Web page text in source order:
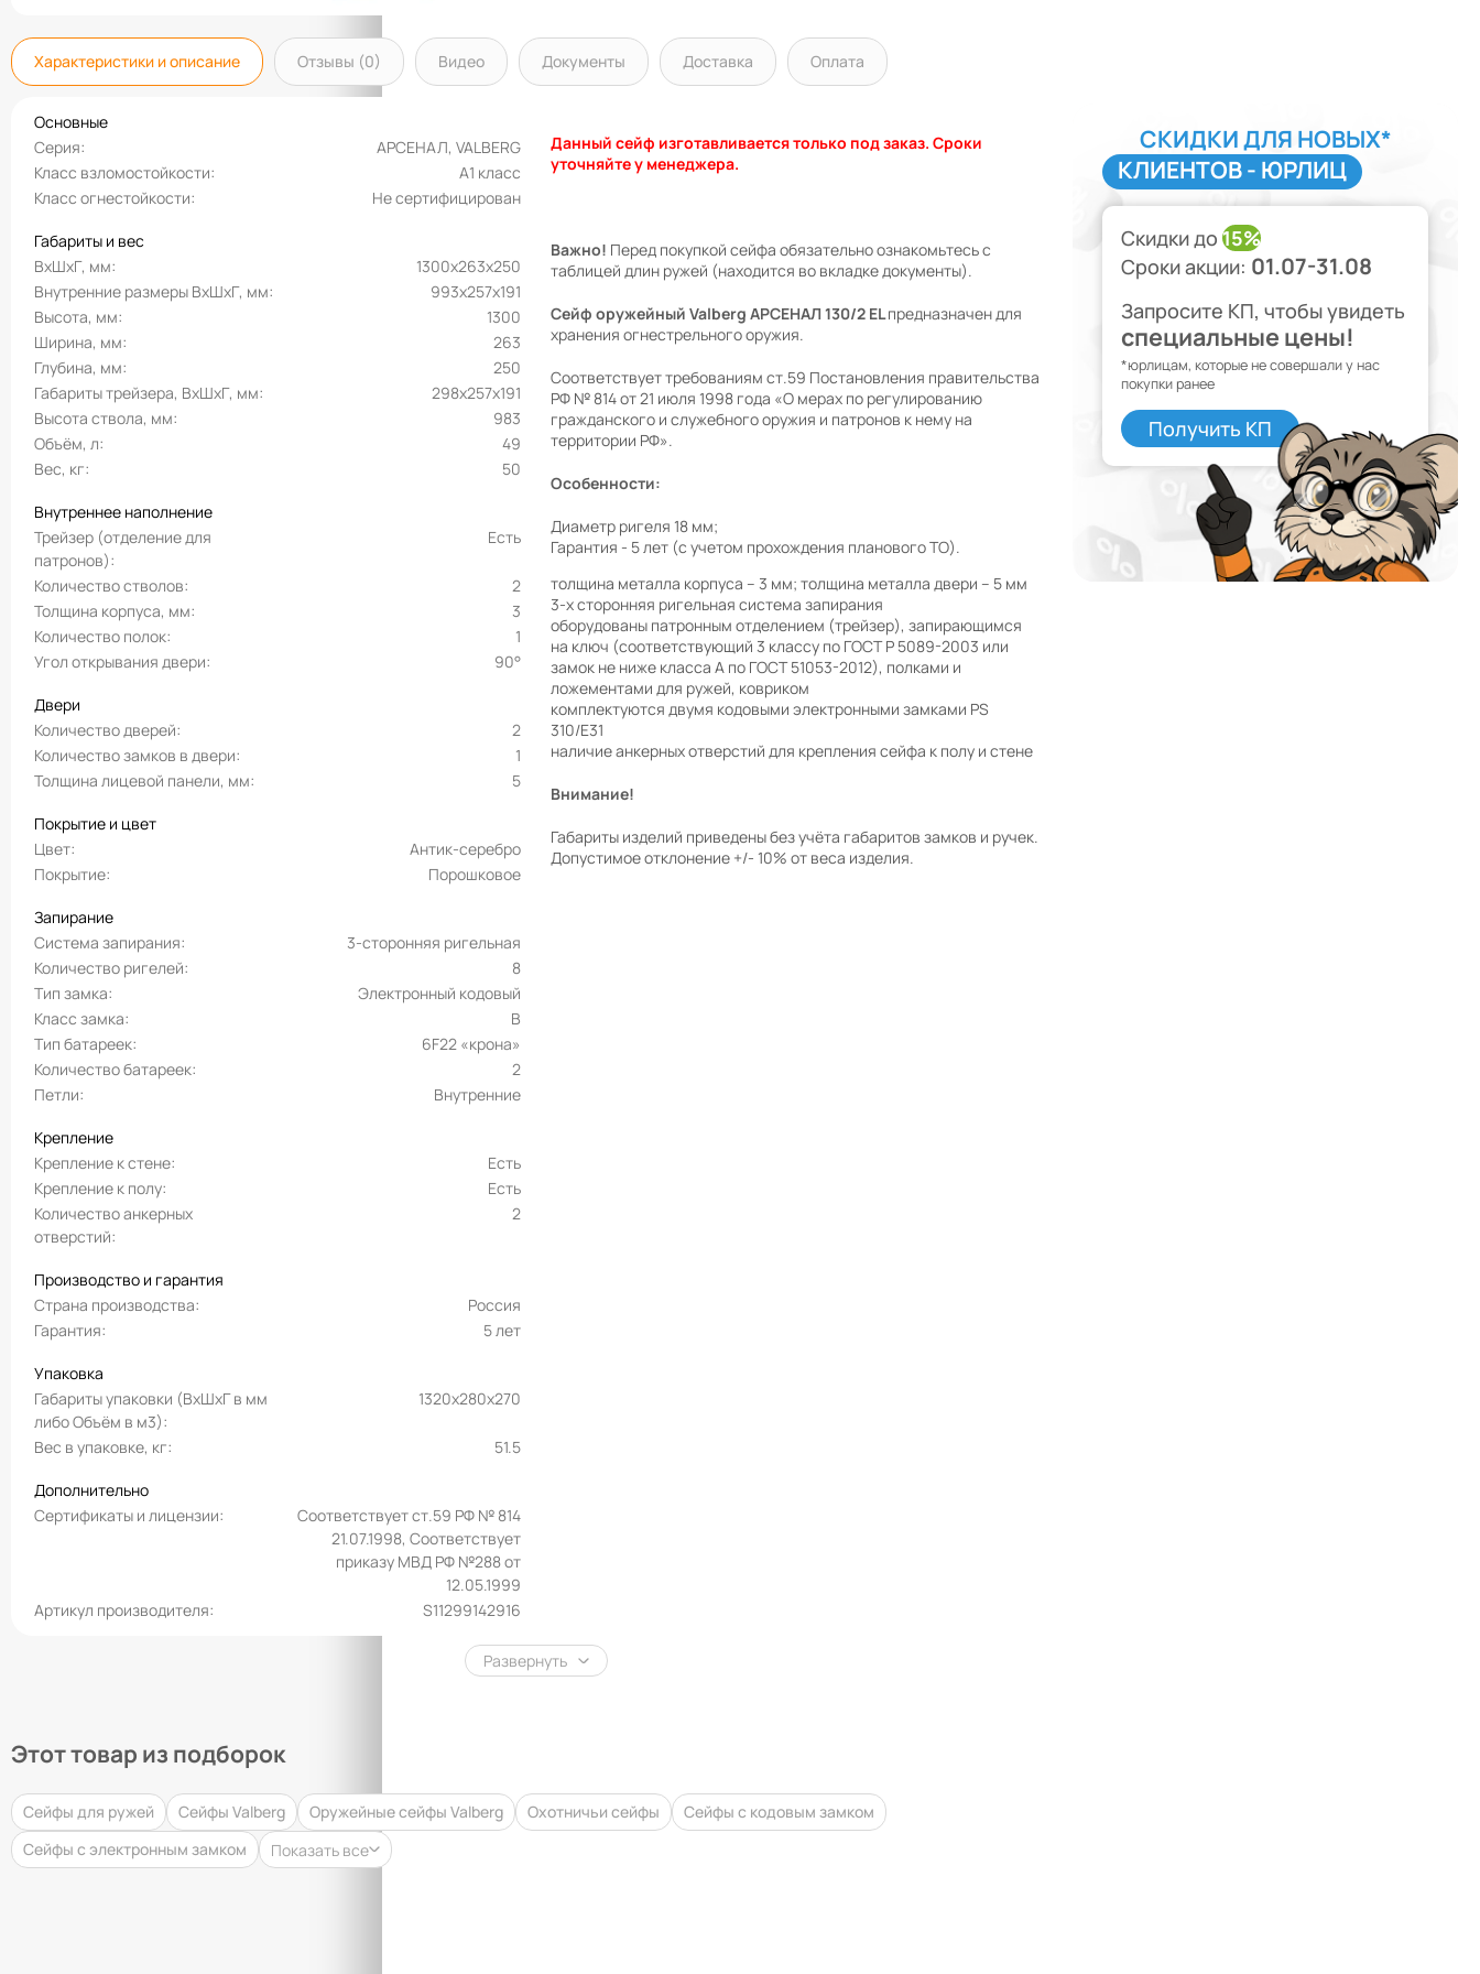
Характеристики и описание Отзывы (0) Видео Документы Доставка Оплата
Основные
Серия
АРСЕНАЛ, VALBERG
Класс взломостойкости
A1 класс
Класс огнестойкости
Не сертифицирован
Габариты и вес
ВхШхГ, мм
1300х263х250
Внутренние размеры ВхШхГ, мм
993x257x191
Высота, мм
1300
Ширина, мм
263
Глубина, мм
250
Габариты трейзера, ВхШхГ, мм
298х257х191
Высота ствола, мм
983
Объём, л
49
Вес, кг
50
Внутреннее наполнение
Трейзер (отделение для
патронов)
Есть
Количество стволов
2
Толщина корпуса, мм
3
Количество полок
1
Угол открывания двери
90°
Двери
Количество дверей
2
Количество замков в двери
1
Толщина лицевой панели, мм
5
Покрытие и цвет
Цвет
Антик-серебро
Покрытие
Порошковое
Запирание
Система запирания
3-сторонняя ригельная
Количество ригелей
8
Тип замка
Электронный кодовый
Класс замка
B
Тип батареек
6F22 «крона»
Количество батареек
2
Петли
Внутренние
Крепление
Крепление к стене
Есть
Крепление к полу
Есть
Количество анкерных
отверстий
2
Производство и гарантия
Страна производства
Россия
Гарантия
5 лет
Упаковка
Габариты упаковки (ВхШхГ в мм
либо Объём в м3)
1320x280x270
Вес в упаковке, кг 51.5
Дополнительно
Сертификаты и лицензии
Соответствует ст.59 РФ № 814
21.07.1998, Соответствует
приказу МВД РФ №288 от
12.05.1999
Артикул производителя
S11299142916
Данный сейф изготавливается только под заказ. Сроки
уточняйте у менеджера.
Важно! Перед покупкой сейфа обязательно ознакомьтесь с
таблицей длин ружей (находится во вкладке документы).
Сейф оружейный Valberg АРСЕНАЛ 130/2 ELпредназначен для
хранения огнестрельного оружия.
Соответствует требованиям ст.59 Постановления правительства
РФ № 814 от 21 июля 1998 года «О мерах по регулированию
гражданского и служебного оружия и патронов к нему на
территории РФ».
Особенности:
Диаметр ригеля 18 мм;
Гарантия - 5 лет (с учетом прохождения планового ТО).
толщина металла корпуса – 3 мм; толщина металла двери – 5 мм
3-х сторонняя ригельная система запирания
оборудованы патронным отделением (трейзер), запирающимся
на ключ (соответствующий 3 классу по ГОСТ Р 5089-2003 или
замок не ниже класса А по ГОСТ 51053-2012), полками и
ложементами для ружей, ковриком
комплектуются двумя кодовыми электронными замками PS
310/E31
наличие анкерных отверстий для крепления сейфа к полу и стене
Внимание!
Габариты изделий приведены без учёта габаритов замков и ручек.
Допустимое отклонение +/- 10% от веса изделия.
Развернуть
Этот товар из подборок
Сейфы для ружей Сейфы Valberg Оружейные сейфы Valberg Охотничьи сейфы
Сейфы с кодовым замком
Сейфы с электронным замком
Показать все
СКИДКИ ДЛЯ НОВЫХ*
КЛИЕНТОВ - ЮРЛИЦ
Скидки до 15%
Сроки акции: 01.07-31.08
Запросите КП, чтобы увидеть
специальные цены!
*юрлицам, которые не совершали у нас
покупки ранее
Получить КП